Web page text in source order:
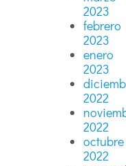
2023
febrero
2023
enero
2023
2022
2022
octubre
2022